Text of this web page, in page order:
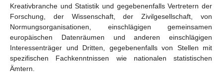
Kreativbranche und Statistik und gegebenenfalls Vertretern der
Forschung, der Wissenschaft, der Zivilgesellschaft, von
Normungsorganisationen, einschlägigen gemeinsamen
europäischen Datenräumen und anderen einschlägigen
Interessenträger und Dritten, gegebenenfalls von Stellen mit
spezifischen Fachkenntnissen wie nationalen statistischen
Ämtern.